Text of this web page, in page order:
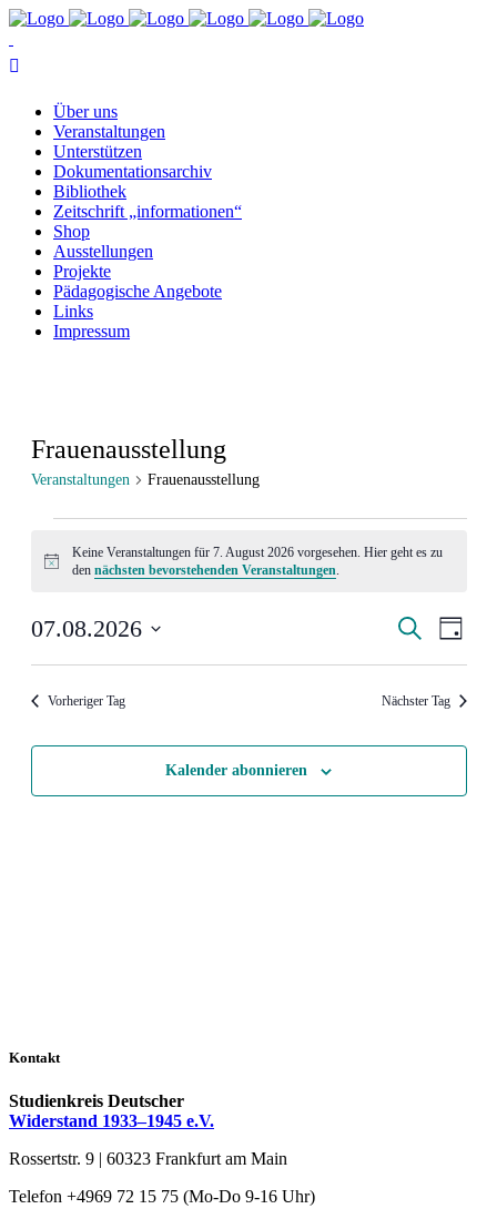
Über uns
Ver­an­stal­tun­gen
Un­ter­stüt­zen
Do­ku­men­ta­ti­ons­ar­chiv
Bi­blio­thek
Zeit­schrift „in­for­ma­tio­nen“
Shop
Aus­stel­lun­gen
Pro­jek­te
Päd­ago­gi­sche Angebote
Links
Im­pres­sum
Frauenausstellung
Veranstaltungen Frauenausstellung
für
August
Hinweis
Keine Veranstaltungen für 7. August 2026 vorgesehen. Hier geht es zu
den nächsten bevorstehenden Veranstaltungen.
Suche
Tag
07.08.2026
Vorheriger Tag Nächster Tag
Kalender abonnieren
Kontakt
Studienkreis Deutscher
Widerstand 1933–1945 e.V.
Rossertstr. 9 | 60323 Frankfurt am Main
Telefon +4969 72 15 75 (Mo-Do 9-16 Uhr)